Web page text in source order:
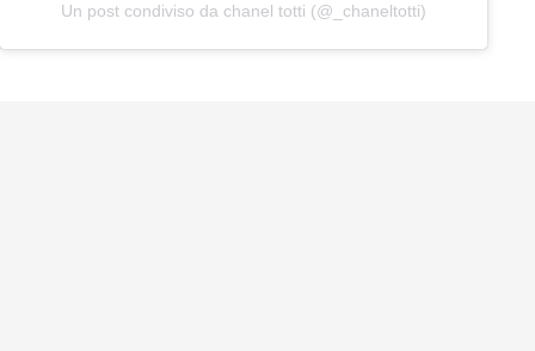
Un post condiviso da chanel totti (@_chaneltotti)